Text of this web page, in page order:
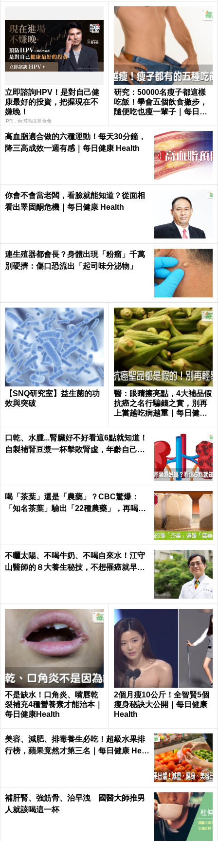
立即諮詢HPV！是對自己健
康最好的投資，把握現在不
嫌晚！
PR．台灣癌症基金會
研究：50000名瘦子都這樣
吃飯！學會五個飲食撇步，
隨便吃也瘦一輩子｜每日健
高血脂適合做的六種運動！每天30分鐘，
降三高成效一週有感｜每日健康 Health
你會不會當老闆，看臉就能知道？從面相
看出睪固酮危機｜每日健康 Health
連生殖器都會長？身體出現「粉瘤」千萬
別硬擠：傷口恐流出「起司味分泌物」
【SNQ研究室】益生菌的功
效與突破
醫：眼睛擦亮點，4大補品假
抗癌之名行騙錢之實，別再
上當越吃病越重｜每日健康
口乾、水腫...腎臟好不好看這6點就知道！
自製補腎豆漿一杯擊敗腎虛，年齡自己決
喝「茶葉」還是「農藥」？CBC驚爆：
「知名茶葉」驗出「22種農藥」，再喝癌
不曬太陽、不喝牛奶、不喝自來水！江守
山醫師的８大養生秘技，不想罹癌就早點
不是缺水！口角炎、嘴唇乾
裂補充4種營養素才能治本｜
每日健康Health
2個月瘦10公斤！全智賢5個
瘦身秘訣大公開｜每日健康
Health
美容、減肥、排毒養生必吃！超級水果排
行榜，蘋果竟然才第三名｜每日健康 Heal
補肝腎、強筋骨、治早洩 國醫大師推男
人就該喝這一杯